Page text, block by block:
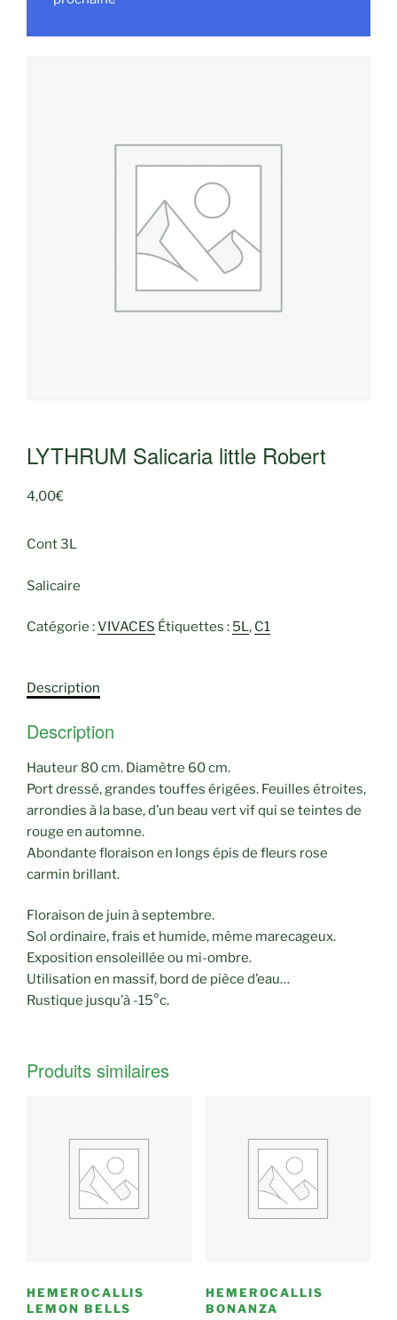
LYTHRUM Salicaria little Robert
4,00€
Cont 3L
Salicaire
Catégorie :VIVACES Étiquettes : 5L, C1
Description
Description
Hauteur 80 cm. Diamètre 60 cm.
Port dressé, grandes touffes érigées. Feuilles étroites,
arrondies à la base, d’un beau vert vif qui se teintes de
rouge en automne.
Abondante floraison en longs épis de fleurs rose
carmin brillant.
Floraison de juin à septembre.
Sol ordinaire, frais et humide, même marecageux.
Exposition ensoleillée ou mi-ombre.
Utilisation en massif, bord de pièce d’eau…
Rustique jusqu’à -15°c.
Produits similaires
HEMEROCALLIS
LEMON BELLS
HEMEROCALLIS
BONANZA